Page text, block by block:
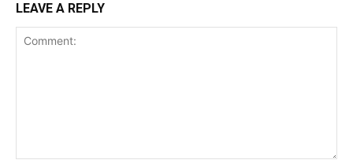
LEAVE A REPLY